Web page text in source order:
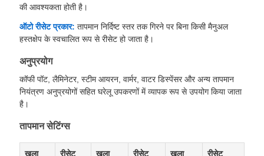
की आवश्यकता होती है।
ऑटो रीसेट प्रकार: तापमान निर्दिष्ट स्तर तक गिरने पर बिना किसी मैनुअल
हस्तक्षेप के स्वचालित रूप से रीसेट हो जाता है।
अनुप्रयोग
कॉफी पॉट, लैमिनेटर, स्टीम आयरन, वार्मर, वाटर डिस्पेंसर और अन्य तापमान
नियंत्रण अनुप्रयोगों सहित घरेलू उपकरणों में व्यापक रूप से उपयोग किया जाता
है।
तापमान सेटिंग्स
खुला रीसेट खुला रीसेट खुला रीसेट